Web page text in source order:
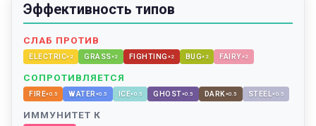
Эффективность типов
СЛАБ ПРОТИВ
ELECTRIC× 2 GRASS×2 FIGHTING ×2 BUG× 2 FAIRY×2
СОПРОТИВЛЯЕТСЯ
FIRE×0.5 WATER ×0.5 ICE×0.5 GHOST×0.5 DARK×0.5 STEEL×0.5
ИММУНИТЕТ К